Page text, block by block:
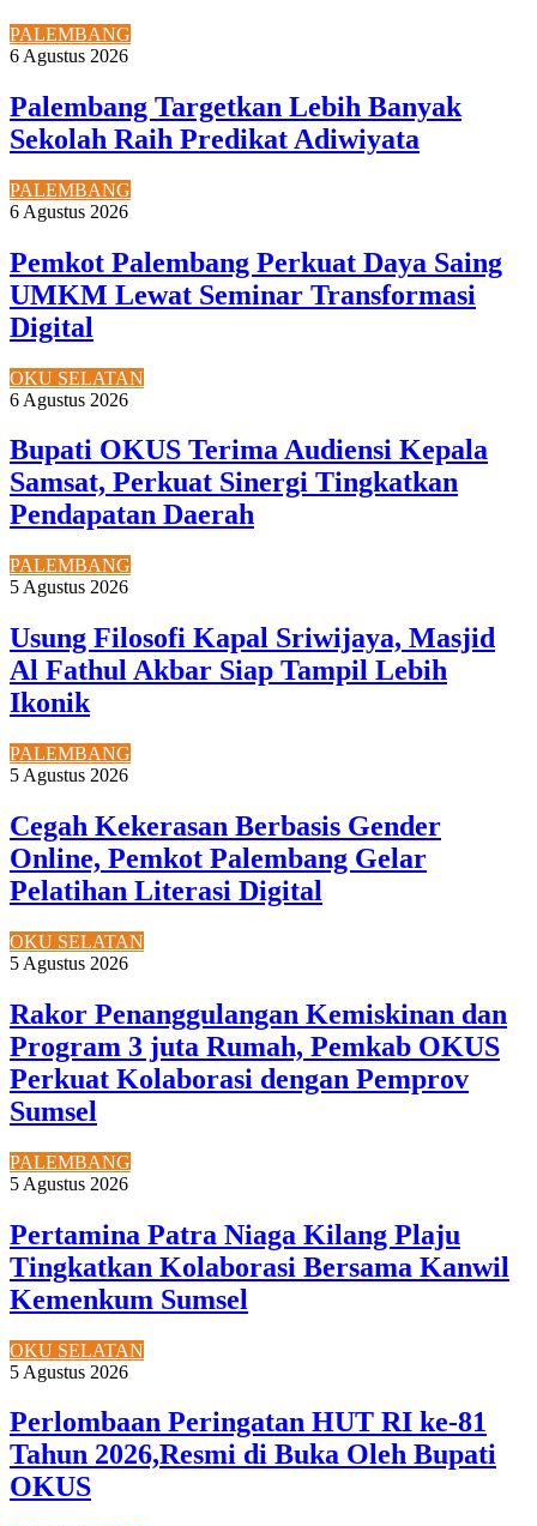
PALEMBANG
6 Agustus 2026
Palembang Targetkan Lebih Banyak
Sekolah Raih Predikat Adiwiyata
PALEMBANG
6 Agustus 2026
Pemkot Palembang Perkuat Daya Saing
UMKM Lewat Seminar Transformasi
Digital
OKU SELATAN
6 Agustus 2026
Bupati OKUS Terima Audiensi Kepala
Samsat, Perkuat Sinergi Tingkatkan
Pendapatan Daerah
PALEMBANG
5 Agustus 2026
Usung Filosofi Kapal Sriwijaya, Masjid
Al Fathul Akbar Siap Tampil Lebih
Ikonik
PALEMBANG
5 Agustus 2026
Cegah Kekerasan Berbasis Gender
Online, Pemkot Palembang Gelar
Pelatihan Literasi Digital
OKU SELATAN
5 Agustus 2026
Rakor Penanggulangan Kemiskinan dan
Program 3 juta Rumah, Pemkab OKUS
Perkuat Kolaborasi dengan Pemprov
Sumsel
PALEMBANG
5 Agustus 2026
Pertamina Patra Niaga Kilang Plaju
Tingkatkan Kolaborasi Bersama Kanwil
Kemenkum Sumsel
OKU SELATAN
5 Agustus 2026
Perlombaan Peringatan HUT RI ke-81
Tahun 2026,Resmi di Buka Oleh Bupati
OKUS